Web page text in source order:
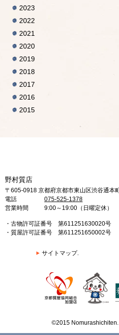
2023
2022
2021
2020
2019
2018
2017
2016
2015
野村質店
〒605-0918 京都府京都市東山区渋谷通本
電話
075-525-1378
営業時間
9:00～19:00（日曜定休）
・古物許可証番号 第611251630020号
・質屋許可証番号 第611251650002号
サイトマップ.
©2015